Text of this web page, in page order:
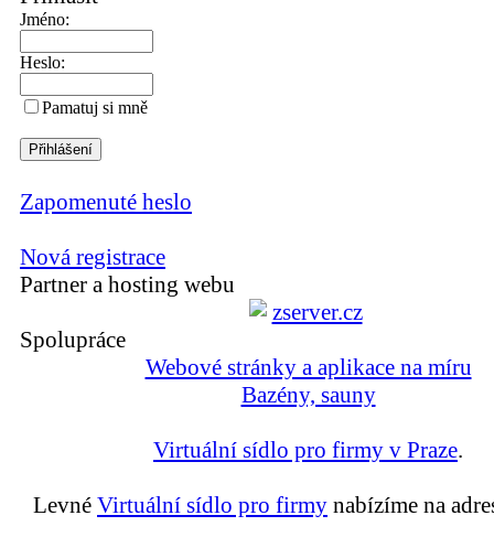
Jméno:
Heslo:
Pamatuj si mně
Zapomenuté heslo
Nová registrace
Partner a hosting webu
Spolupráce
Webové stránky a aplikace na míru
Bazény, sauny
Virtuální sídlo pro firmy v Praze.
Levné Virtuální sídlo pro firmy nabízíme na